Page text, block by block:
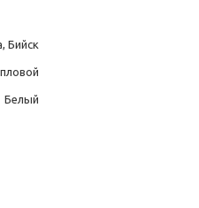
Бийск
Белый